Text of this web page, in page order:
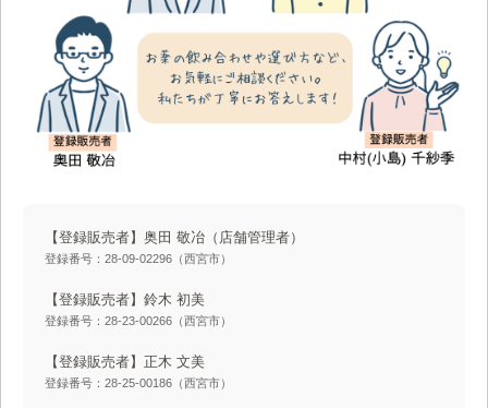
【登録販売者】奥田 敬冶 （店舗管理者）
登録番号：28-09-02296（西宮市）
【登録販売者】鈴木 初美
登録番号：28-23-00266（西宮市）
【登録販売者】正木 文美
登録番号：28-25-00186（西宮市）